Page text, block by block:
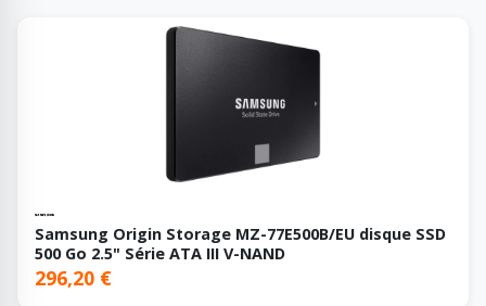
Samsung Origin Storage MZ-77E500B/EU disque SSD
500 Go 2.5" Série ATA III V-NAND
296,20 €